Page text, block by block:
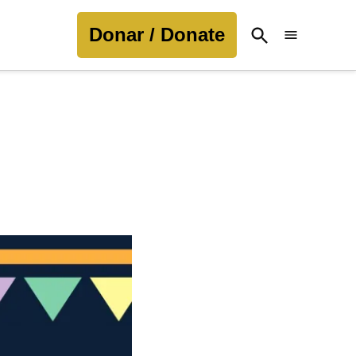
Donar / Donate
Open
Search